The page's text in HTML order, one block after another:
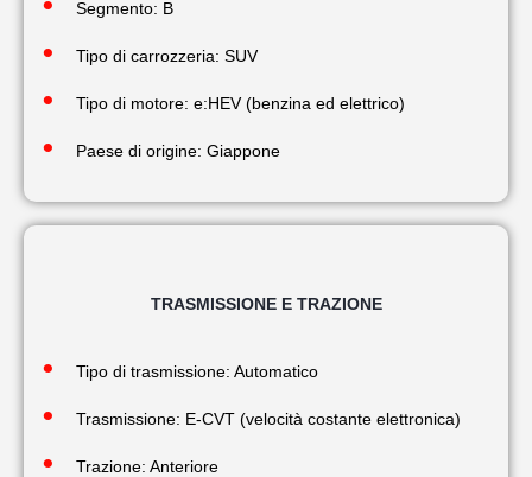
Segmento: B
Tipo di carrozzeria: SUV
Tipo di motore: e:HEV (benzina ed elettrico)
Paese di origine: Giappone
TRASMISSIONE E TRAZIONE
Tipo di trasmissione: Automatico
Trasmissione: E-CVT (velocità costante elettronica)
Trazione: Anteriore